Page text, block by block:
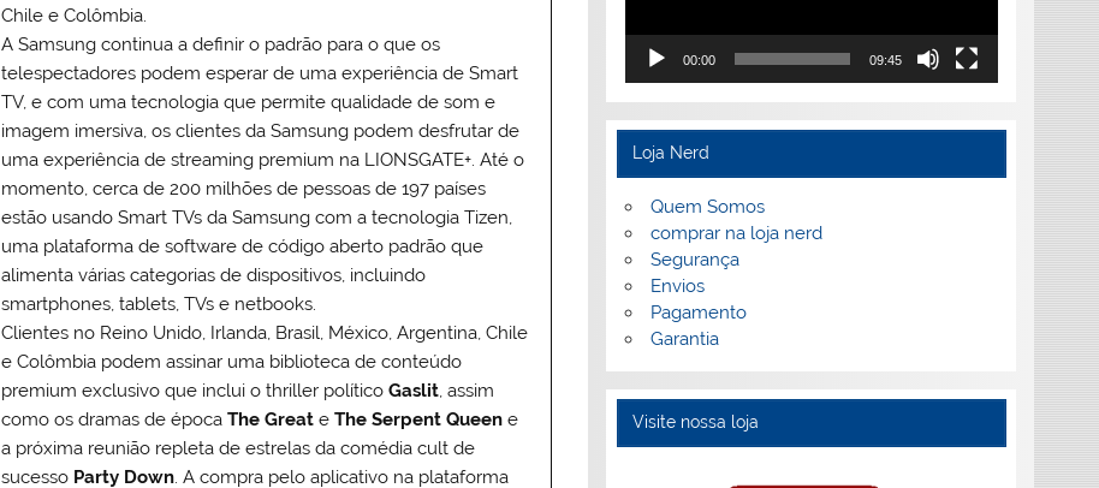
Chile e Colômbia.
A Samsung continua a definir o padrão para o que os
telespectadores podem esperar de uma experiência de Smart
TV, e com uma tecnologia que permite qualidade de som e
imagem imersiva, os clientes da Samsung podem desfrutar de
uma experiência de streaming premium na LIONSGATE+. Até o
momento, cerca de 200 milhões de pessoas de 197 países
estão usando Smart TVs da Samsung com a tecnologia Tizen,
uma plataforma de software de código aberto padrão que
alimenta várias categorias de dispositivos, incluindo
smartphones, tablets, TVs e netbooks.
Clientes no Reino Unido, Irlanda, Brasil, México, Argentina, Chile
e Colômbia podem assinar uma biblioteca de conteúdo
premium exclusivo que inclui o thriller político Gaslit, assim
como os dramas de época The Greate The Serpent Queene
a próxima reunião repleta de estrelas da comédia cult de
sucesso Party Down. A compra pelo aplicativo na plataforma
00:00 09:45
Loja Nerd
Quem Somos
comprar na loja nerd
Segurança
Envios
Pagamento
Garantia
Visite nossa loja